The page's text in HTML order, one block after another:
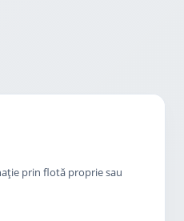
prin flotă proprie sau